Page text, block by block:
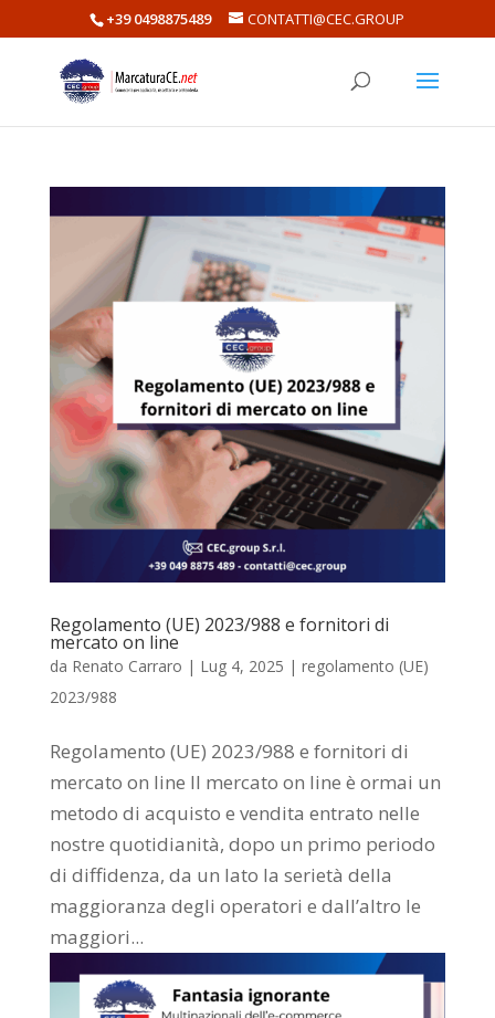
+39 0498875489 CONTATTI@CEC.GROUP
Regolamento (UE) 2023/988 e fornitori di
mercato on line
da Renato Carraro | Lug 4, 2025 | regolamento (UE)
2023/988
Regolamento (UE) 2023/988 e fornitori di
mercato on line Il mercato on line è ormai un
metodo di acquisto e vendita entrato nelle
nostre quotidianità, dopo un primo periodo
di diffidenza, da un lato la serietà della
maggioranza degli operatori e dall’altro le
maggiori...